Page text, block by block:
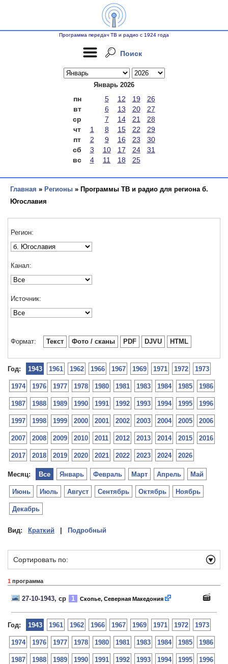
Программа передач ТВ и радио с 1924 года
Поиск
Январь 2026
пн 5 12 19
26
вт
6 13 20
27
ср
7 14 21
28
чт
1 8 15 22
29
пт
2 9 16 23
30
сб
3 10 17 24
31
вс
4 11 18 25
Главная » Регионы » Программы ТВ и радио для региона б.
Югославия
Регион:
Канал:
Источник:
Формат: Текст Фото / сканы PDF DJVU HTML
Год: 1943 1961 1962 1966 1967 1969 1971 1972 1973
1974 1976 1977 1978 1980 1981 1983 1984 1985 1986
1987 1988 1989 1990 1991 1992 1993 1994 1995 1996
1997 1998 1999 2000 2001 2002 2003 2004 2005 2006
2007 2008 2009 2010 2011 2012 2013 2014 2015 2016
2017 2018 2019 2020 2021 2022 2023 2024 2026
Месяц: Январь Февраль Март Апрель Май
Июнь Июль Август Сентябрь Октябрь Ноябрь
Декабрь
Все
Вид: Краткий Подробный
Сортировать по:
1 программа
27-10-1943, ср 1 Скопье, Северная Македония
Год: 1943 1961 1962 1966 1967 1969 1971 1972 1973
1974 1976 1977 1978 1980 1981 1983 1984 1985 1986
1987 1988 1989 1990 1991 1992 1993 1994 1995 1996